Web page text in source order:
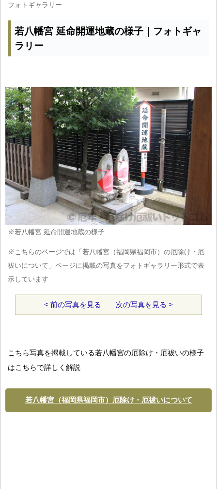
フォトギャラリー
若八幡宮 延命開運地蔵の様子｜フォトギャ
ラリー
※若八幡宮 延命開運地蔵の様子
※こちらのページでは「若八幡宮（福岡県福岡市）の厄除け・厄
祓いについて」ページに掲載の写真をフォトギャラリー形式で表
示しています
< 前の写真を見る 次の写真を見る >
こちら写真を掲載している若八幡宮の厄除け・厄祓いの様子
はこちらで詳しく解説
若八幡宮（福岡県福岡市）厄除け・厄祓いについて